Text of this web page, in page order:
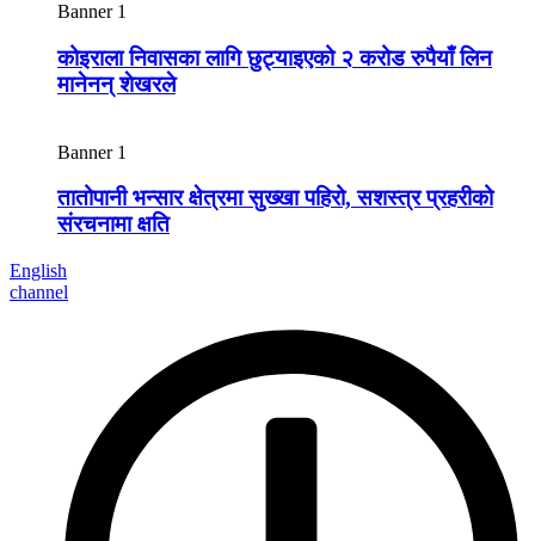
Banner 1
कोइराला निवासका लागि छुट्याइएको २ करोड रुपैयाँ लिन
मानेनन् शेखरले
Banner 1
तातोपानी भन्सार क्षेत्रमा सुख्खा पहिरो, सशस्त्र प्रहरीको
संरचनामा क्षति
English
channel